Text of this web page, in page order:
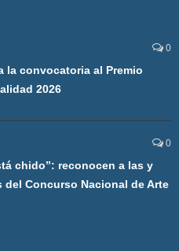
0
la convocatoria al Premio
2026
0
chido”: reconocen a las y
del Concurso Nacional de Arte